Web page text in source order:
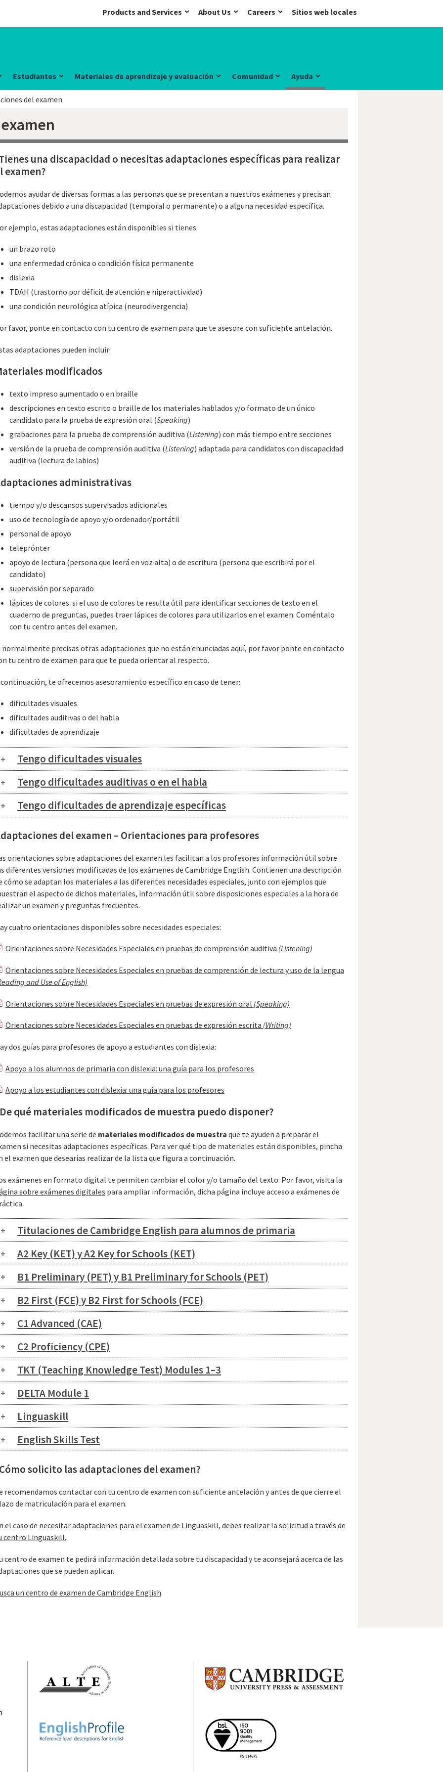
Products and Services About Us Careers Sitios web locales
Estudiantes Materiales de aprendizaje y evaluación Comunidad Ayuda
del examen
una discapacidad o necesitas adaptaciones específicas para realizar
examen?
ayudar de diversas formas a las personas que se presentan a nuestros exámenes y precisan
debido a una discapacidad (temporal o permanente) o a alguna necesidad específica.
ejemplo, estas adaptaciones están disponibles si tienes:
un brazo roto
una enfermedad crónica o condición física permanente
dislexia
TDAH (trastorno por déficit de atención e hiperactividad)
una condición neurológica atípica (neurodivergencia)
favor, ponte en contacto con tu centro de examen para que te asesore con suficiente antelación.
adaptaciones pueden incluir:
modificados
texto impreso aumentado o en braille
descripciones en texto escrito o braille de los materiales hablados y/o formato de un único
candidato para la prueba de expresión oral (Speaking)
grabaciones para la prueba de comprensión auditiva (Listening) con más tiempo entre secciones
versión de la prueba de comprensión auditiva (Listening) adaptada para candidatos con discapacidad
auditiva (lectura de labios)
administrativas
tiempo y/o descansos supervisados adicionales
uso de tecnología de apoyo y/o ordenador/portátil
personal de apoyo
teleprónter
apoyo de lectura (persona que leerá en voz alta) o de escritura (persona que escribirá por el
candidato)
supervisión por separado
lápices de colores: si el uso de colores te resulta útil para identificar secciones de texto en el
cuaderno de preguntas, puedes traer lápices de colores para utilizarlos en el examen. Coméntalo
con tu centro antes del examen.
normalmente precisas otras adaptaciones que no están enunciadas aquí, por favor ponte en contacto
tu centro de examen para que te pueda orientar al respecto.
continuación, te ofrecemos asesoramiento específico en caso de tener:
dificultades visuales
dificultades auditivas o del habla
dificultades de aprendizaje
Tengo dificultades visuales
Tengo dificultades auditivas o en el habla
Tengo dificultades de aprendizaje específicas
del examen – Orientaciones para profesores
orientaciones sobre adaptaciones del examen les facilitan a los profesores información útil sobre
diferentes versiones modificadas de los exámenes de Cambridge English. Contienen una descripción
cómo se adaptan los materiales a las diferentes necesidades especiales, junto con ejemplos que
el aspecto de dichos materiales, información útil sobre disposiciones especiales a la hora de
un examen y preguntas frecuentes.
cuatro orientaciones disponibles sobre necesidades especiales:
Orientaciones sobre Necesidades Especiales en pruebas de comprensión auditiva (Listening)
Orientaciones sobre Necesidades Especiales en pruebas de comprensión de lectura y uso de la lengua
and Use of English)
Orientaciones sobre Necesidades Especiales en pruebas de expresión oral (Speaking)
Orientaciones sobre Necesidades Especiales en pruebas de expresión escrita (Writing)
dos guías para profesores de apoyo a estudiantes con dislexia:
Apoyo a los alumnos de primaria con dislexia: una guía para los profesores
Apoyo a los estudiantes con dislexia: una guía para los profesores
qué materiales modificados de muestra puedo disponer?
facilitar una serie de materiales modificados de muestra que te ayuden a preparar el
si necesitas adaptaciones específicas. Para ver qué tipo de materiales están disponibles, pincha
el examen que desearías realizar de la lista que figura a continuación.
exámenes en formato digital te permiten cambiar el color y/o tamaño del texto. Por favor, visita la
sobre exámenes digitales para ampliar información, dicha página incluye acceso a exámenes de
Titulaciones de Cambridge English para alumnos de primaria
A2 Key (KET) y A2 Key for Schools (KET)
B1 Preliminary (PET) y B1 Preliminary for Schools (PET)
B2 First (FCE) y B2 First for Schools (FCE)
C1 Advanced (CAE)
C2 Proficiency (CPE)
TKT (Teaching Knowledge Test) Modules 1–3
DELTA Module 1
Linguaskill
English Skills Test
solicito las adaptaciones del examen?
recomendamos contactar con tu centro de examen con suficiente antelación y antes de que cierre el
de matriculación para el examen.
el caso de necesitar adaptaciones para el examen de Linguaskill, debes realizar la solicitud a través de
centro Linguaskill.
centro de examen te pedirá información detallada sobre tu discapacidad y te aconsejará acerca de las
que se pueden aplicar.
un centro de examen de Cambridge English.